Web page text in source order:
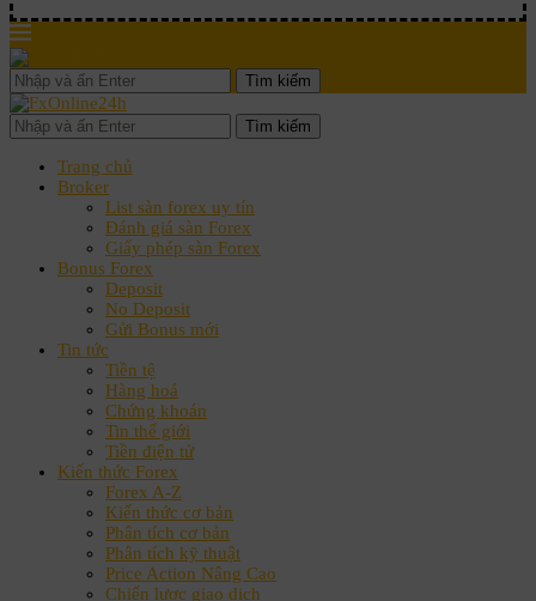
Tìm kiếm
Tìm kiếm
Trang chủ
Broker
List sàn forex uy tín
Đánh giá sàn Forex
Giấy phép sàn Forex
Bonus Forex
Deposit
No Deposit
Gửi Bonus mới
Tin tức
Tiền tệ
Hàng hoá
Chứng khoán
Tin thế giới
Tiền điện tử
Kiến thức Forex
Forex A-Z
Kiến thức cơ bản
Phân tích cơ bản
Phân tích kỹ thuật
Price Action Nâng Cao
Chiến lược giao dịch